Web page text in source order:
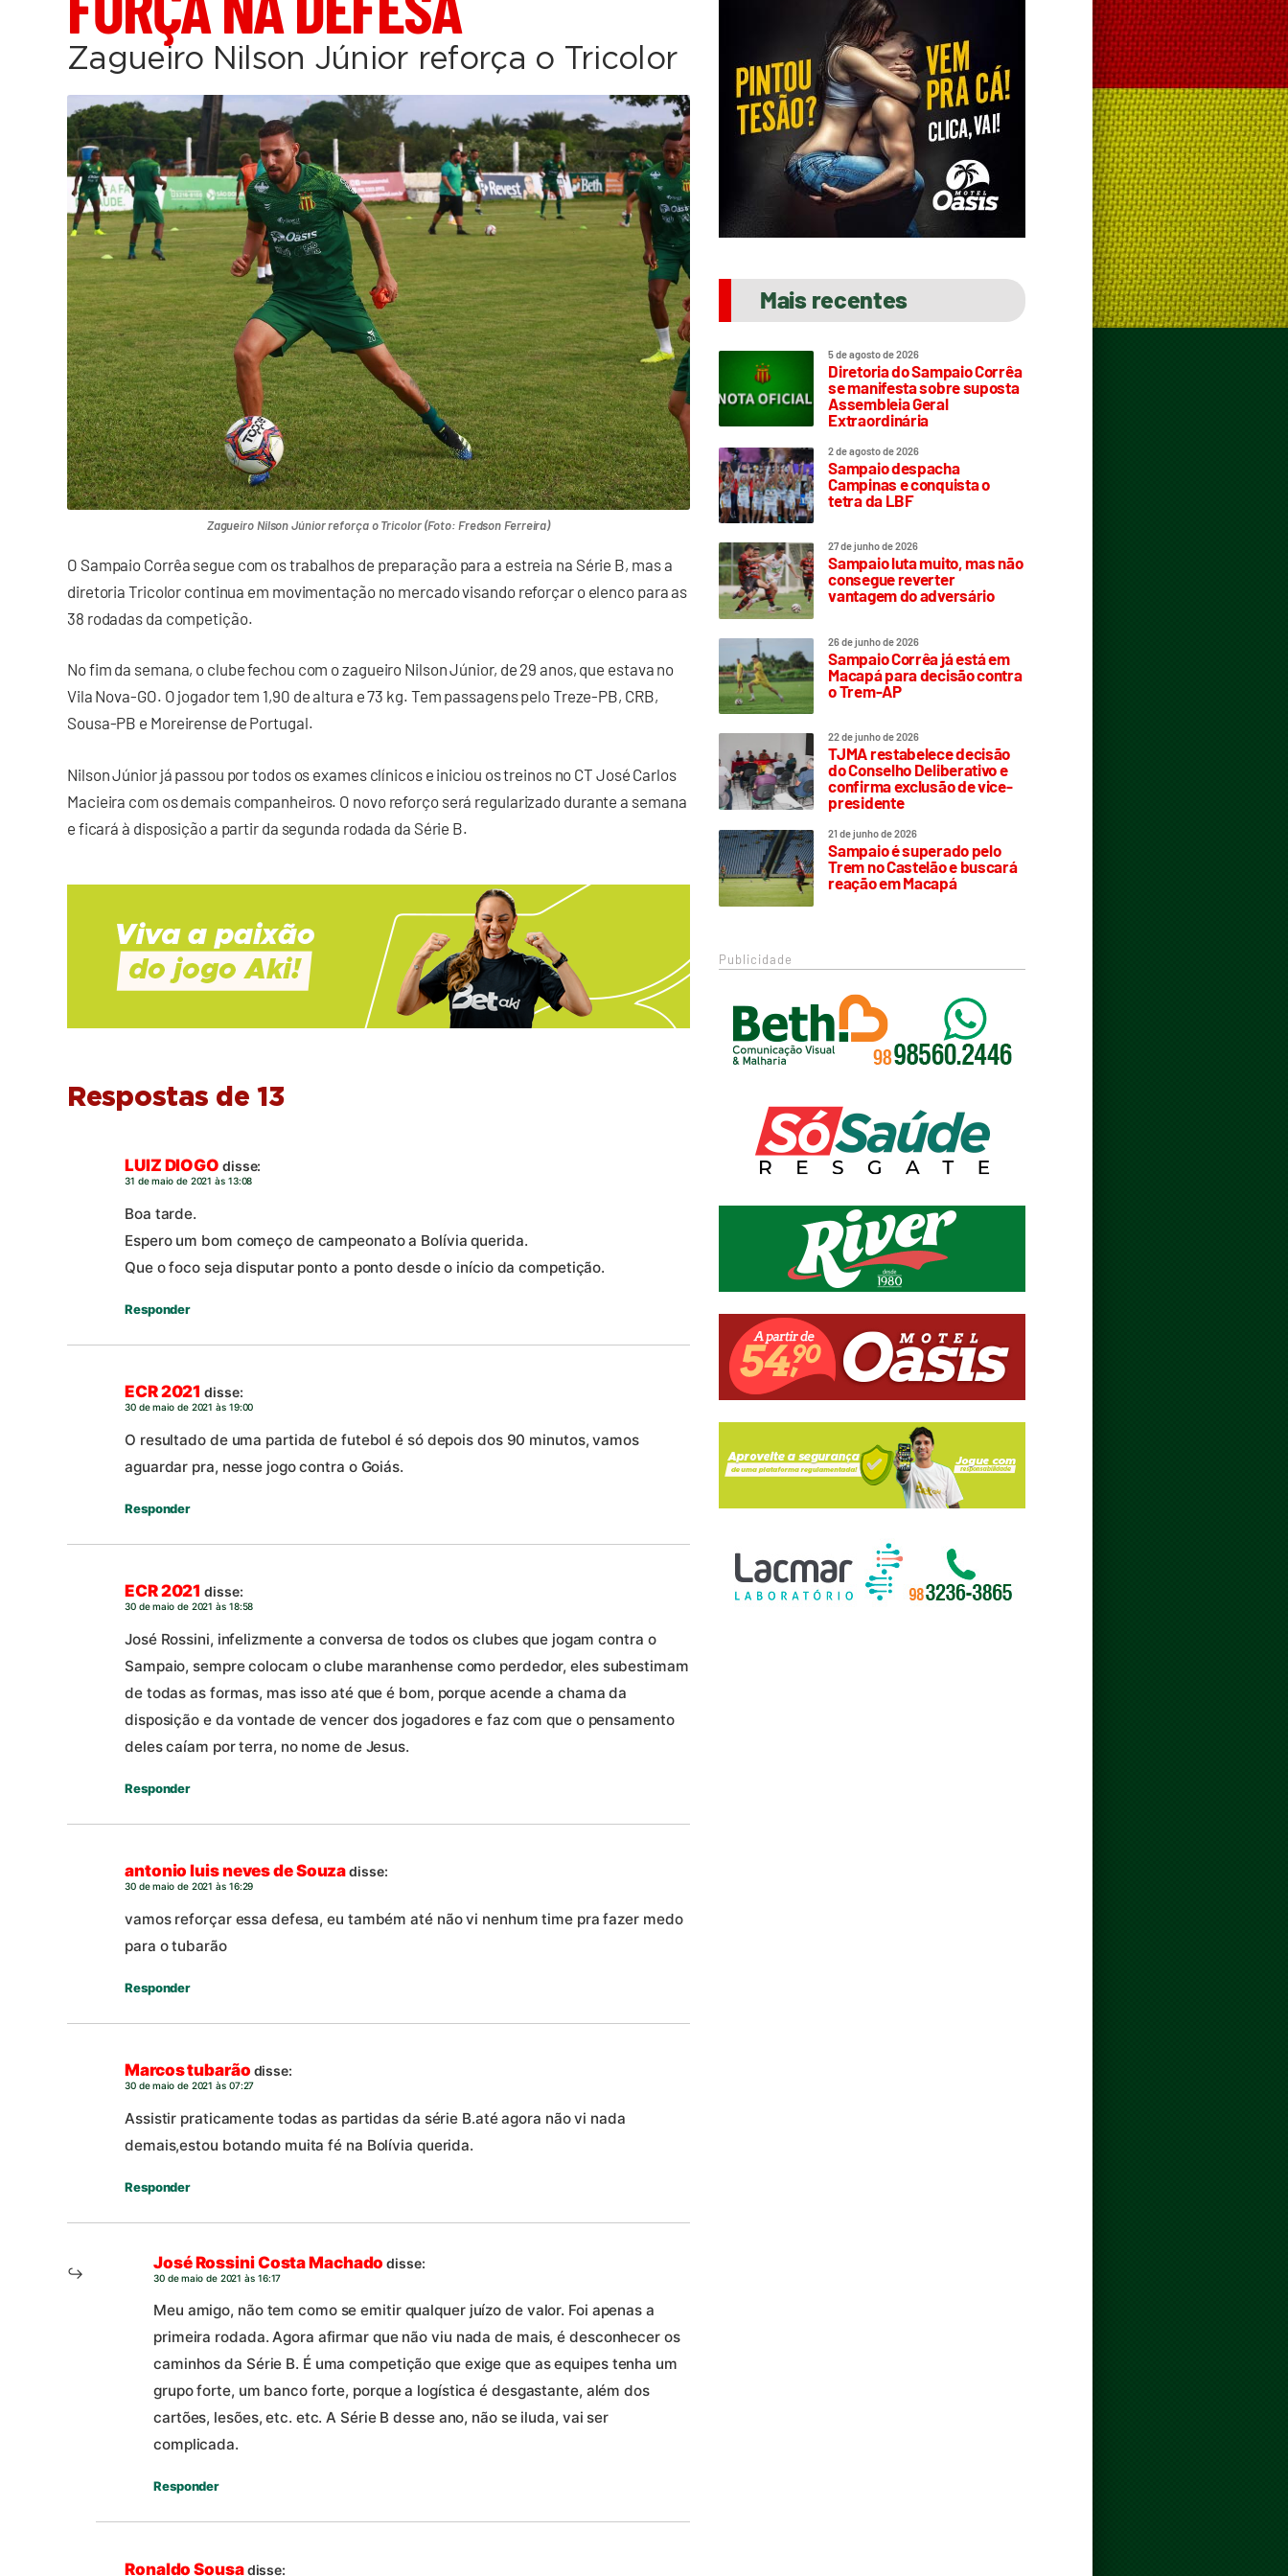
Zagueiro Nilson Júnior reforça o Tricolor
Zagueiro Nilson Júnior reforça o Tricolor (Foto: Fredson Ferreira)
O Sampaio Corrêa segue com os trabalhos de preparação para a estreia na Série B, mas a
diretoria Tricolor continua em movimentação no mercado visando reforçar o elenco para as
38 rodadas da competição.
No fim da semana, o clube fechou com o zagueiro Nilson Júnior, de 29 anos, que estava no
Vila Nova-GO. O jogador tem 1,90 de altura e 73 kg. Tem passagens pelo Treze-PB, CRB,
Sousa-PB e Moreirense de Portugal.
Nilson Júnior já passou por todos os exames clínicos e iniciou os treinos no CT José Carlos
Macieira com os demais companheiros. O novo reforço será regularizado durante a semana
e ficará à disposição a partir da segunda rodada da Série B.
Respostas de 13
LUIZ DIOGO disse:
31 de maio de 2021 às 13:08
Boa tarde.
Espero um bom começo de campeonato a Bolívia querida.
Que o foco seja disputar ponto a ponto desde o início da competição.
Responder
ECR 2021 disse:
30 de maio de 2021 às 19:00
O resultado de uma partida de futebol é só depois dos 90 minutos, vamos
aguardar pra, nesse jogo contra o Goiás.
Responder
ECR 2021 disse:
30 de maio de 2021 às 18:58
José Rossini, infelizmente a conversa de todos os clubes que jogam contra o
Sampaio, sempre colocam o clube maranhense como perdedor, eles subestimam
de todas as formas, mas isso até que é bom, porque acende a chama da
disposição e da vontade de vencer dos jogadores e faz com que o pensamento
deles caíam por terra, no nome de Jesus.
Responder
antonio luis neves de Souzadisse:
30 de maio de 2021 às 16:29
vamos reforçar essa defesa, eu também até não vi nenhum time pra fazer medo
para o tubarão
Responder
Marcos tubarão disse:
30 de maio de 2021 às 07:27
Assistir praticamente todas as partidas da série B.até agora não vi nada
demais,estou botando muita fé na Bolívia querida.
Responder
José Rossini Costa Machado disse:
30 de maio de 2021 às 16:17
Meu amigo, não tem como se emitir qualquer juízo de valor. Foi apenas a
primeira rodada. Agora afirmar que não viu nada de mais, é desconhecer os
caminhos da Série B. É uma competição que exige que as equipes tenha um
grupo forte, um banco forte, porque a logística é desgastante, além dos
cartões, lesões, etc. etc. A Série B desse ano, não se iluda, vai ser
complicada.
Responder
Ronaldo Sousadisse:
Mais recentes
5 de agosto de 2026
Diretoria do Sampaio Corrêa
se manifesta sobre suposta
Assembleia Geral
Extraordinária
2 de agosto de 2026
Sampaio despacha
Campinas e conquista o
tetra da LBF
27 de junho de 2026
Sampaio luta muito, mas não
consegue reverter
vantagem do adversário
26 de junho de 2026
Sampaio Corrêa já está em
Macapá para decisão contra
o Trem-AP
22 de junho de 2026
TJMA restabelece decisão
do Conselho Deliberativo e
confirma exclusão de vice-
presidente
21 de junho de 2026
Sampaio é superado pelo
Trem no Castelão e buscará
reação em Macapá
Publicidade